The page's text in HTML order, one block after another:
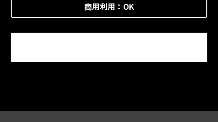
商用利用： OK